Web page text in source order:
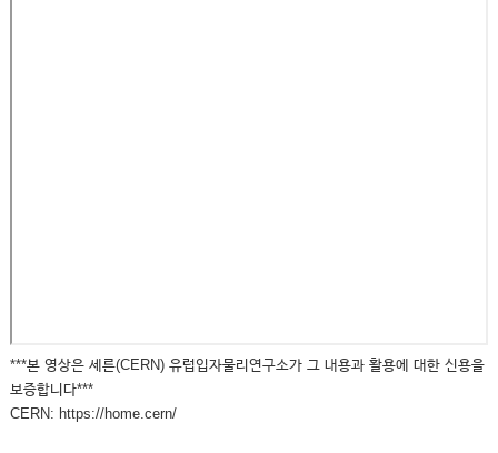
***본 영상은 세른(CERN) 유럽입자물리연구소가 그 내용과 활용에 대한 신용을
보증합니다***
CERN: https://home.cern/